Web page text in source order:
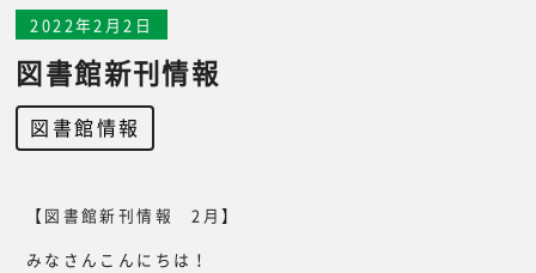
2022年2月2日
図書館新刊情報
図書館情報
【図書館新刊情報 2月】
みなさんこんにちは！